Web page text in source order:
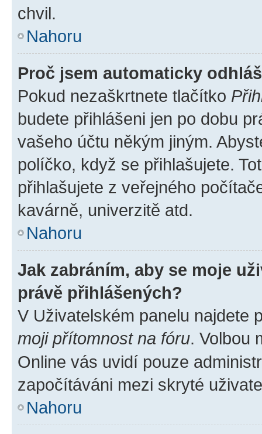
chvil.
Nahoru
Proč jsem automaticky
Pokud nezaškrtnete tlačítko
budete přihlášeni jen po dobu
vašeho účtu někým jiným.
políčko, když se přihlašujete.
přihlašujete z veřejného
kavárně, univerzitě atd.
Nahoru
Jak zabráním, aby se moje
právě přihlášených?
V Uživatelském panelu najdete
moji přítomnost na fóru. Volbou
Online vás uvidí pouze
započítáváni mezi skryté
Nahoru